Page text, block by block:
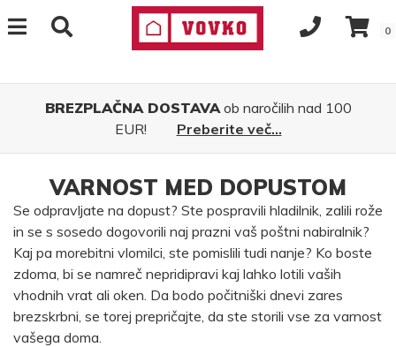
0
BREZPLAČNA DOSTAVAob naročilih nad 100
EUR!
Preberite več...
VARNOST MED DOPUSTOM
Se odpravljate na dopust? Ste pospravili hladilnik, zalili rože
in se s sosedo dogovorili naj prazni vaš poštni nabiralnik?
Kaj pa morebitni vlomilci, ste pomislili tudi nanje? Ko boste
zdoma, bi se namreč nepridipravi kaj lahko lotili vaših
vhodnih vrat ali oken. Da bodo počitniški dnevi zares
brezskrbni, se torej prepričajte, da ste storili vse za varnost
vašega doma.